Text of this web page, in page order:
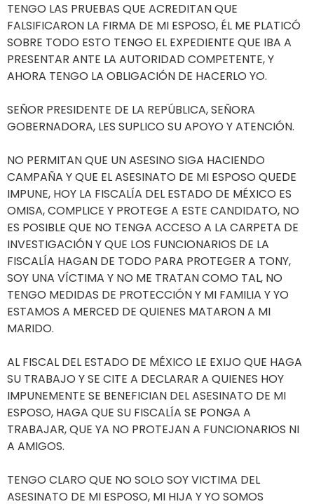
TENGO LAS PRUEBAS QUE ACREDITAN QUE
FALSIFICARON LA FIRMA DE MI ESPOSO, ÉL ME PLATICÓ
SOBRE TODO ESTO TENGO EL EXPEDIENTE QUE IBA A
PRESENTAR ANTE LA AUTORIDAD COMPETENTE, Y
AHORA TENGO LA OBLIGACIÓN DE HACERLO YO.
SEÑOR PRESIDENTE DE LA REPÚBLICA, SEÑORA
GOBERNADORA, LES SUPLICO SU APOYO Y ATENCIÓN.
NO PERMITAN QUE UN ASESINO SIGA HACIENDO
CAMPAÑA Y QUE EL ASESINATO DE MI ESPOSO QUEDE
IMPUNE, HOY LA FISCALÍA DEL ESTADO DE MÉXICO ES
OMISA, COMPLICE Y PROTEGE A ESTE CANDIDATO, NO
ES POSIBLE QUE NO TENGA ACCESO A LA CARPETA DE
INVESTIGACIÓN Y QUE LOS FUNCIONARIOS DE LA
FISCALÍA HAGAN DE TODO PARA PROTEGER A TONY,
SOY UNA VÍCTIMA Y NO ME TRATAN COMO TAL, NO
TENGO MEDIDAS DE PROTECCIÓN Y MI FAMILIA Y YO
ESTAMOS A MERCED DE QUIENES MATARON A MI
MARIDO.
AL FISCAL DEL ESTADO DE MÉXICO LE EXIJO QUE HAGA
SU TRABAJO Y SE CITE A DECLARAR A QUIENES HOY
IMPUNEMENTE SE BENEFICIAN DEL ASESINATO DE MI
ESPOSO, HAGA QUE SU FISCALÍA SE PONGA A
TRABAJAR, QUE YA NO PROTEJAN A FUNCIONARIOS NI
A AMIGOS.
TENGO CLARO QUE NO SOLO SOY VICTIMA DEL
ASESINATO DE MI ESPOSO, MI HIJA Y YO SOMOS